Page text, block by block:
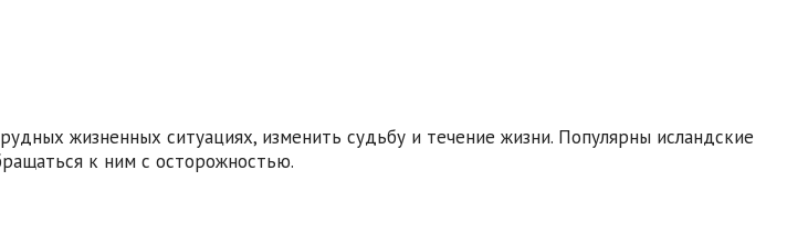
жизненных ситуациях, изменить судьбу и течение жизни. Популярны исландские
к ним с осторожностью.